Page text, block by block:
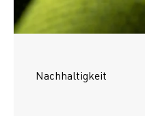
Nachhaltigkeit